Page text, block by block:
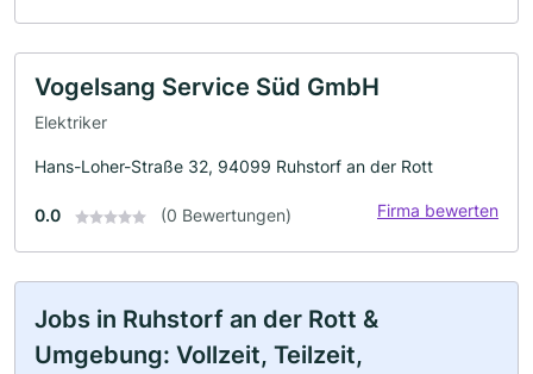
Vogelsang Service Süd GmbH
Elektriker
Hans-Loher-Straße 32, 94099 Ruhstorf an der Rott
0.0 (0 Bewertungen) Firma bewerten
Jobs in Ruhstorf an der Rott &
Umgebung: Vollzeit, Teilzeit,